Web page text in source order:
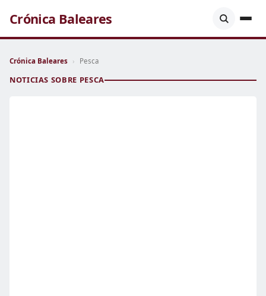
Crónica Baleares
Crónica Baleares › Pesca
NOTICIAS SOBRE PESCA